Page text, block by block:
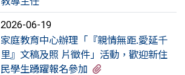
2026-06-19
家庭教育中心辦理「『親情無距.愛延千
里』文稿及照 片徵件」活動，歡迎新住
民學生踴躍報名參加